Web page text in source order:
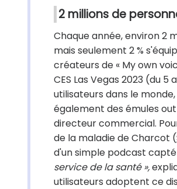
2 millions de
Chaque année, environ 2
mais seulement 2 %
créateurs de « My own
CES Las Vegas 2023 (du
utilisateurs dans le
également des émules
directeur commercial.
de la maladie de Charcot (
d'un simple podcast
service de la santé »,
utilisateurs adoptent ce